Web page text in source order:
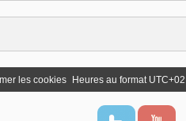
Heures au format
les cookies